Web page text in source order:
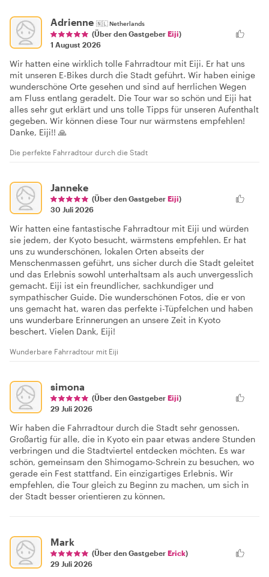
Adrienne 🇳🇱Netherlands
(Über den Gastgeber Eiji)
1 August 2026
Wir hatten eine wirklich tolle Fahrradtour mit Eiji. Er hat uns
mit unseren E-Bikes durch die Stadt geführt. Wir haben einige
wunderschöne Orte gesehen und sind auf herrlichen Wegen
am Fluss entlang geradelt. Die Tour war so schön und Eiji hat
alles sehr gut erklärt und uns tolle Tipps für unseren Aufenthalt
gegeben. Wir können diese Tour nur wärmstens empfehlen!
Danke, Eiji!! 🙏
Die perfekte Fahrradtour durch die Stadt
Janneke
(Über den Gastgeber Eiji)
30 Juli 2026
Wir hatten eine fantastische Fahrradtour mit Eiji und würden
sie jedem, der Kyoto besucht, wärmstens empfehlen. Er hat
uns zu wunderschönen, lokalen Orten abseits der
Menschenmassen geführt, uns sicher durch die Stadt geleitet
und das Erlebnis sowohl unterhaltsam als auch unvergesslich
gemacht. Eiji ist ein freundlicher, sachkundiger und
sympathischer Guide. Die wunderschönen Fotos, die er von
uns gemacht hat, waren das perfekte i-Tüpfelchen und haben
uns wunderbare Erinnerungen an unsere Zeit in Kyoto
beschert. Vielen Dank, Eiji!
Wunderbare Fahrradtour mit Eiji
simona
(Über den Gastgeber Eiji)
29 Juli 2026
Wir haben die Fahrradtour durch die Stadt sehr genossen.
Großartig für alle, die in Kyoto ein paar etwas andere Stunden
verbringen und die Stadtviertel entdecken möchten. Es war
schön, gemeinsam den Shimogamo-Schrein zu besuchen, wo
gerade ein Fest stattfand. Ein einzigartiges Erlebnis. Wir
empfehlen, die Tour gleich zu Beginn zu machen, um sich in
der Stadt besser orientieren zu können.
Mark
(Über den Gastgeber Erick)
29 Juli 2026